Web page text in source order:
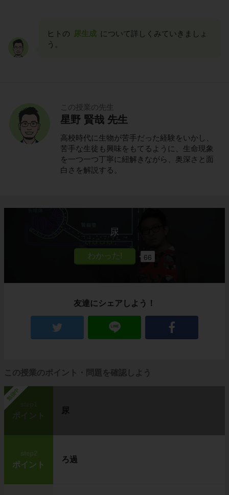
ヒトの 尿生成 について詳しくみていきましょ
う。
この授業の先生
星野 賢哉 先生
高校時代に生物が苦手だった経験をいかし、
苦手な生徒も興味をもてるように、生命現象
を一つ一つ丁寧に紐解きながら、奥深さと面
白さを解説する。
尿
66
友達にシェアしよう！
この授業のポイント・問題を確認しよう
勉強中
ポイント
尿
step2
ポイント
ろ過